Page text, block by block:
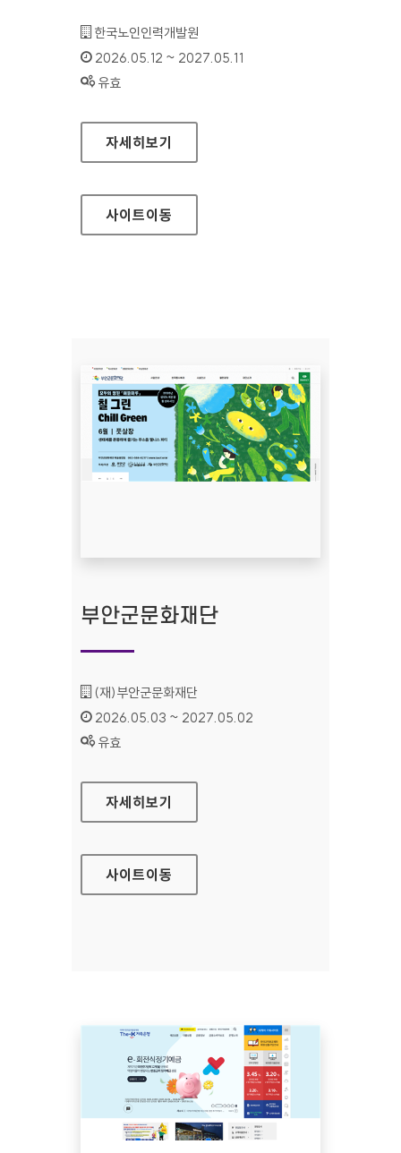
기관명 :
한국노인인력개발원
인증기간 :
2026.05.12 ~ 2027.05.11
상태 :
유효
한국노인인력개발원(모바일웹)
자세히보기
사이트이동
부안군문화재단
기관명 :
(재)부안군문화재단
인증기간 :
2026.05.03 ~ 2027.05.02
상태 :
유효
부안군문화재단
자세히보기
사이트이동